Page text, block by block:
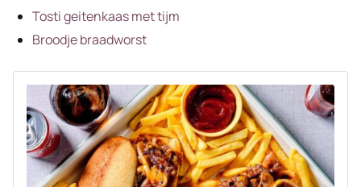
Tosti geitenkaas met tijm
Broodje braadworst